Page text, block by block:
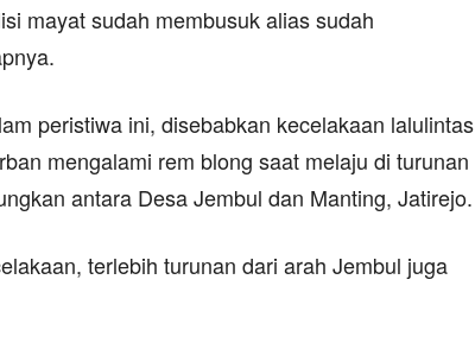
mayat sudah membusuk alias sudah
peristiwa ini, disebabkan kecelakaan lalulintas
mengalami rem blong saat melaju di turunan
antara Desa Jembul dan Manting, Jatirejo.
terlebih turunan dari arah Jembul juga